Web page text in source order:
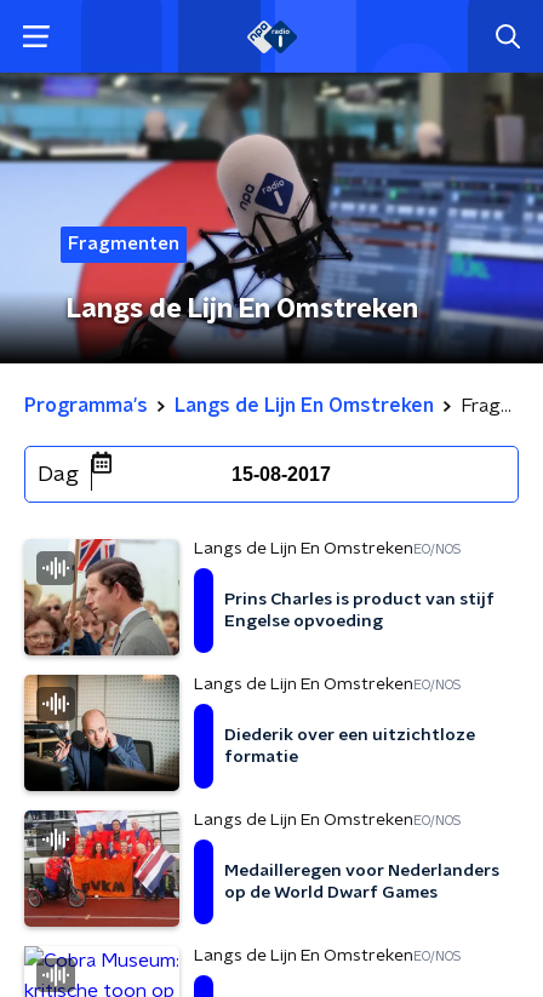
Fragmenten
Langs de Lijn En Omstreken
Programma's Langs de Lijn En Omstreken Fragmenten
Dag 15-08-2017
Langs de Lijn En Omstreken EO/NOS
Prins Charles is product van stijf
Engelse opvoeding
Langs de Lijn En Omstreken EO/NOS
Diederik over een uitzichtloze
formatie
Langs de Lijn En Omstreken EO/NOS
Medailleregen voor Nederlanders
op de World Dwarf Games
Langs de Lijn En Omstreken EO/NOS